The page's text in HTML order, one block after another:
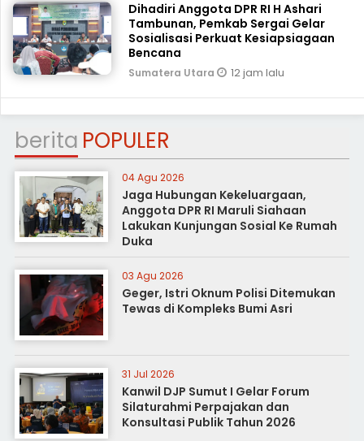
Dihadiri Anggota DPR RI H Ashari
Tambunan, Pemkab Sergai Gelar
Sosialisasi Perkuat Kesiapsiagaan
Bencana
Sumatera Utara 12 jam lalu
berita POPULER
04 Agu 2026
Jaga Hubungan Kekeluargaan,
Anggota DPR RI Maruli Siahaan
Lakukan Kunjungan Sosial Ke Rumah
Duka
03 Agu 2026
Geger, Istri Oknum Polisi Ditemukan
Tewas di Kompleks Bumi Asri
31 Jul 2026
Kanwil DJP Sumut I Gelar Forum
Silaturahmi Perpajakan dan
Konsultasi Publik Tahun 2026